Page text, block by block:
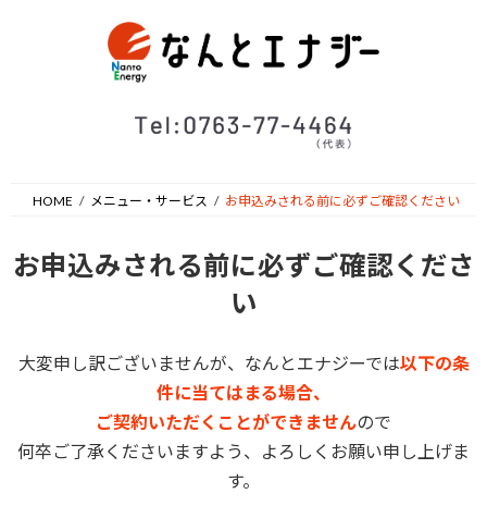
HOME メニュー・サービス お申込みされる前に必ずご確認ください
お申込みされる前に必ずご確認くださ
い
大変申し訳ございませんが、なんとエナジーでは以下の条
件に当てはまる場合、
ご契約いただくことができませんので
何卒ご了承くださいますよう、よろしくお願い申し上げま
す。